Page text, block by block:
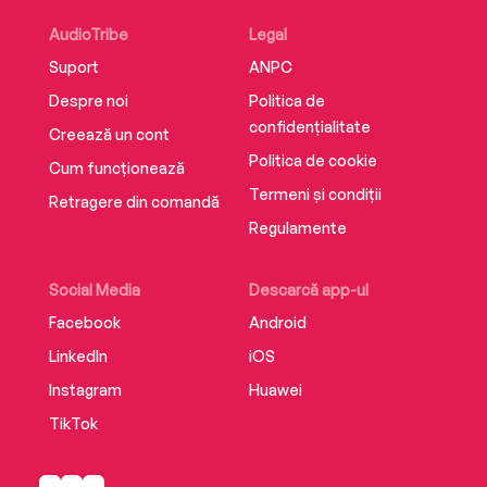
out loud, blinking back tears, and redefining
their views on feminism and the patriarchy.More
Than a Womanis a brutally honest, scathingly
funny, and absolutely necessary take on the life
of the modern woman—and one that only Caitlin
Moran can provide.
AudioTribe
Suport
Despre noi
Creează un cont
Cum funcționează
Retragere din comandă
Social Media
Facebook
LinkedIn
Instagram
TikTok
Descarcă app-ul
Android
iOS
Huawei
Legal
ANPC
Politica de
confidențialitate
Politica de cookie
Termeni și condiții
Regulamente